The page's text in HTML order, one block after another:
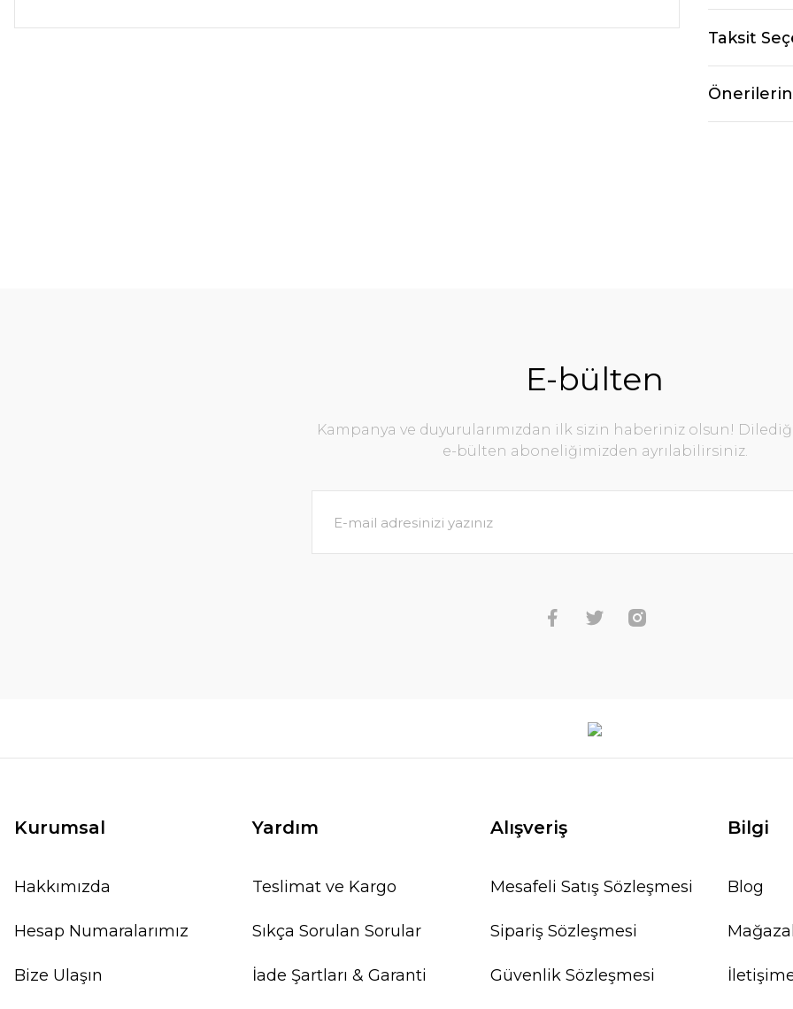
Taksit
E-bülten
Kampanya ve duyurularımızdan ilk sizin haberiniz olsun!
e-bülten aboneliğimizden ayrılabilirsiniz.
Kurumsal
Hakkımızda
Hesap Numaralarımız
Bize Ulaşın
Yardım
Teslimat ve Kargo
Sıkça Sorulan Sorular
İade Şartları & Garanti
Alışveriş
Mesafeli Satış Sözleşmesi
Sipariş Sözleşmesi
Güvenlik Sözleşmesi
Bilgi
Blog